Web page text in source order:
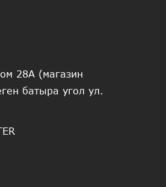
28А (магазин
батыра угол ул.